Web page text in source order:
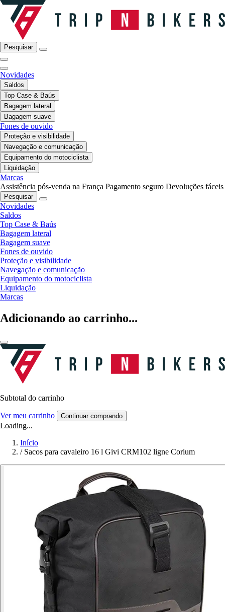
Pesquisar
Novidades
Saldos
Top Case & Baús
Bagagem lateral
Bagagem suave
Fones de ouvido
Proteção e visibilidade
Navegação e comunicação
Equipamento do motociclista
Liquidação
Marcas
Assistência pós-venda na França Pagamento seguro Devoluções fáceis
Pesquisar
Novidades
Saldos
Top Case & Baús
Bagagem lateral
Bagagem suave
Fones de ouvido
Proteção e visibilidade
Navegação e comunicação
Equipamento do motociclista
Liquidação
Marcas
Adicionando ao carrinho...
Subtotal do carrinho
Ver meu carrinho Continuar comprando
Loading...
Início
/ Sacos para cavaleiro 16 l Givi CRM102 ligne Corium